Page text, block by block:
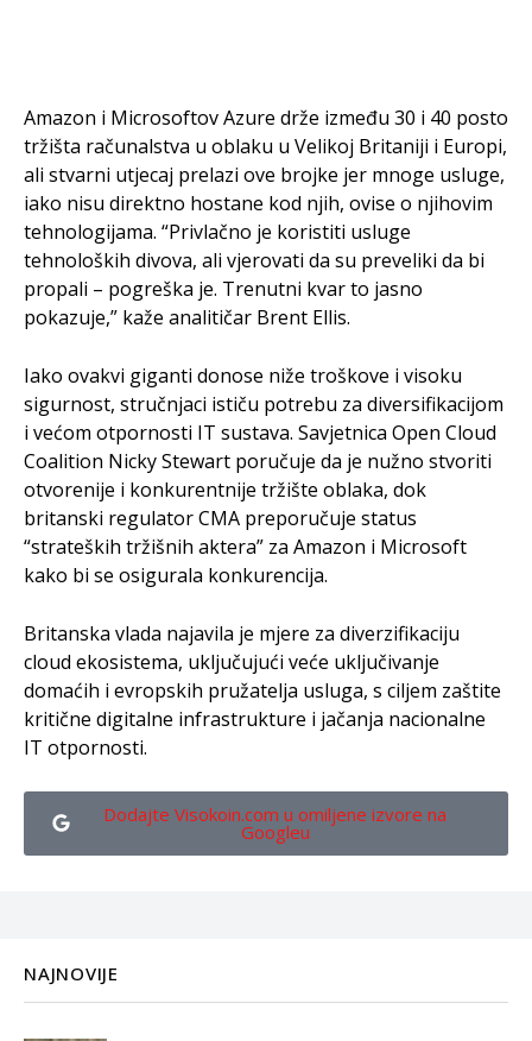
Amazon i Microsoftov Azure drže između 30 i 40 posto
tržišta računalstva u oblaku u Velikoj Britaniji i Europi,
ali stvarni utjecaj prelazi ove brojke jer mnoge usluge,
iako nisu direktno hostane kod njih, ovise o njihovim
tehnologijama. “Privlačno je koristiti usluge
tehnoloških divova, ali vjerovati da su preveliki da bi
propali – pogreška je. Trenutni kvar to jasno
pokazuje,” kaže analitičar Brent Ellis.
Iako ovakvi giganti donose niže troškove i visoku
sigurnost, stručnjaci ističu potrebu za diversifikacijom
i većom otpornosti IT sustava. Savjetnica Open Cloud
Coalition Nicky Stewart poručuje da je nužno stvoriti
otvorenije i konkurentnije tržište oblaka, dok
britanski regulator CMA preporučuje status
“strateških tržišnih aktera” za Amazon i Microsoft
kako bi se osigurala konkurencija.
Britanska vlada najavila je mjere za diverzifikaciju
cloud ekosistema, uključujući veće uključivanje
domaćih i evropskih pružatelja usluga, s ciljem zaštite
kritične digitalne infrastrukture i jačanja nacionalne
IT otpornosti.
Dodajte Visokoin.com u omiljene izvore na
Googleu
NAJNOVIJE